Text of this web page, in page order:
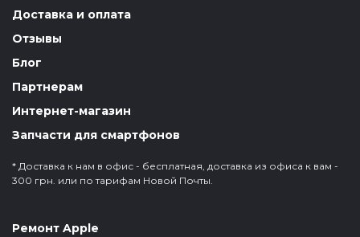
Доставка и оплата
Отзывы
Блог
Партнерам
Интернет-магазин
Запчасти для смартфонов
* Доставка к нам в офис - бесплатная, доставка из офиса к вам -
300 грн. или по тарифам Новой Почты.
Ремонт Apple